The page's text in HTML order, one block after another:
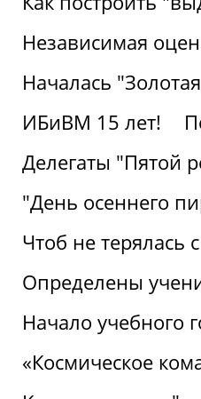
Независимая
Началась
ИБиВМ 15 лет!
Делегаты "Пятой
"День осеннего
Чтоб не терялась
Определены
Начало учебного
«Космическое